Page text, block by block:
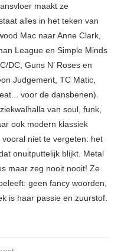
maakt ze
alles in het teken van
Mac naar Anne Clark,
League en Simple Minds
DC, Guns N’ Roses en
Judgement, TC Matic,
voor de dansbenen).
van soul, funk,
ook modern klassiek
niet te vergeten: het
onuitputtelijk blijkt. Metal
maar zeg nooit nooit! Ze
geen fancy woorden,
is haar passie en zuurstof.